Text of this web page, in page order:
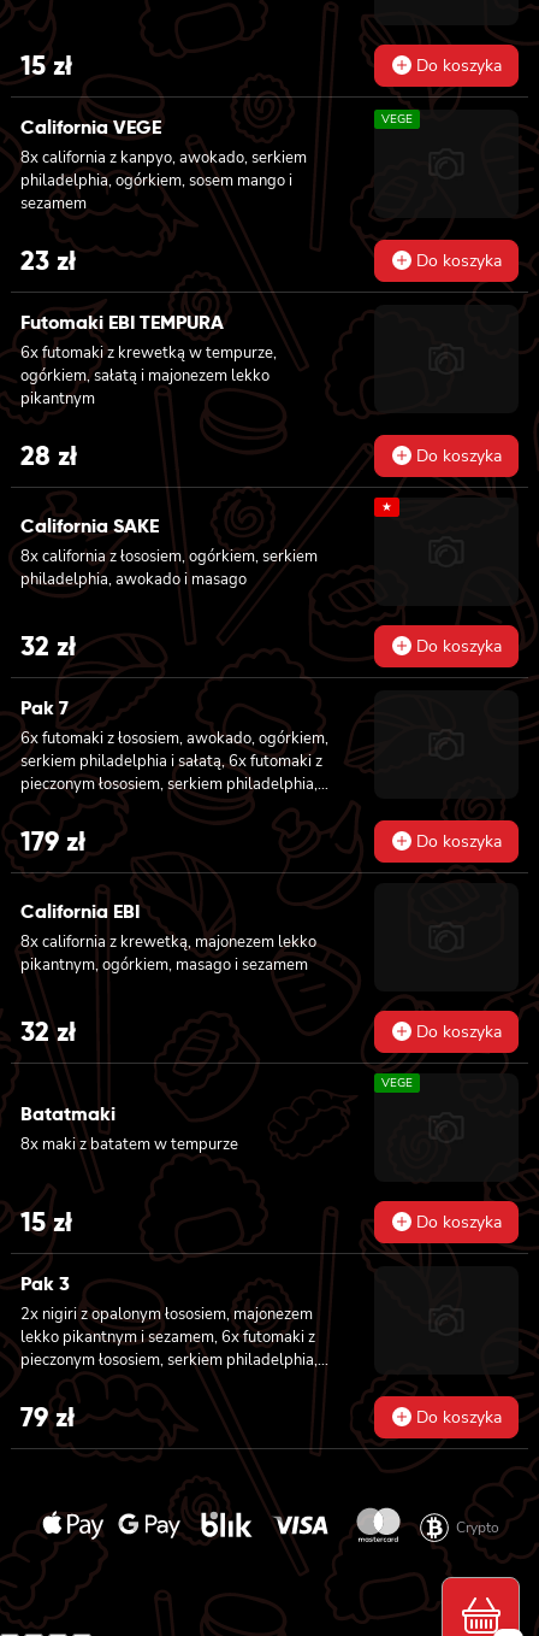
15zł Do koszyka
California VEGE
8x california z kanpyo, awokado, serkiem
philadelphia, ogórkiem, sosem mango i
sezamem
VEGE
23 zł Do koszyka
Futomaki EBI TEMPURA
6x futomaki z krewetką w tempurze,
ogórkiem, sałatą i majonezem lekko
pikantnym
28 zł Do koszyka
California SAKE
8x california z łososiem, ogórkiem, serkiem
philadelphia, awokado i masago
★
32 zł Do koszyka
Pak 7
6x futomaki z łososiem, awokado, ogórkiem,
serkiem philadelphia i sałatą, 6x futomaki z
pieczonym łososiem, serkiem philadelphia,
awokado, ogórkiem, kanpyo, sałatą, sosem
teriyaki i sezamem, 6x futomaki z krewetką
w tempurze, ogórkiem, sałatą i majonezem
lekko pikantnym, 8x hosomaki z łososiem, 8x
hosomaki z ogórkiem, 8x california z
łososiem, ogórkiem, serkiem philadelphia,
awokado i masago, 8x california z krewetką,
majonezem lekko pikantnym, awokado,
ogórkiem, masago i sezamem, 2x nigiri z
łososiem, 2x nigiri z tuńczykiem, 2x nigiri z
krewetką
179zł Do koszyka
California EBI
8x california z krewetką, majonezem lekko
pikantnym, ogórkiem, masago i sezamem
32zł Do koszyka
Batatmaki
8x maki z batatem w tempurze
VEGE
15zł Do koszyka
Pak 3
2x nigiri z opalonym łososiem, majonezem
lekko pikantnym i sezamem, 6x futomaki z
pieczonym łososiem, serkiem philadelphia,
awokado, ogórkiem, kanpyo, sałatą, sosem
teriyaki i sezamem, 8x california z krewetką
w tempurze, majonezem lekko pikantnym,
ogórkiem, sezamem i masago, 8x hosomaki z
79zł Do koszyka
Crypto